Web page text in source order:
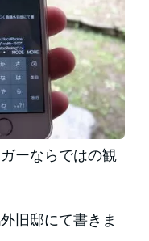
ーならではの観
旧邸にて書きま